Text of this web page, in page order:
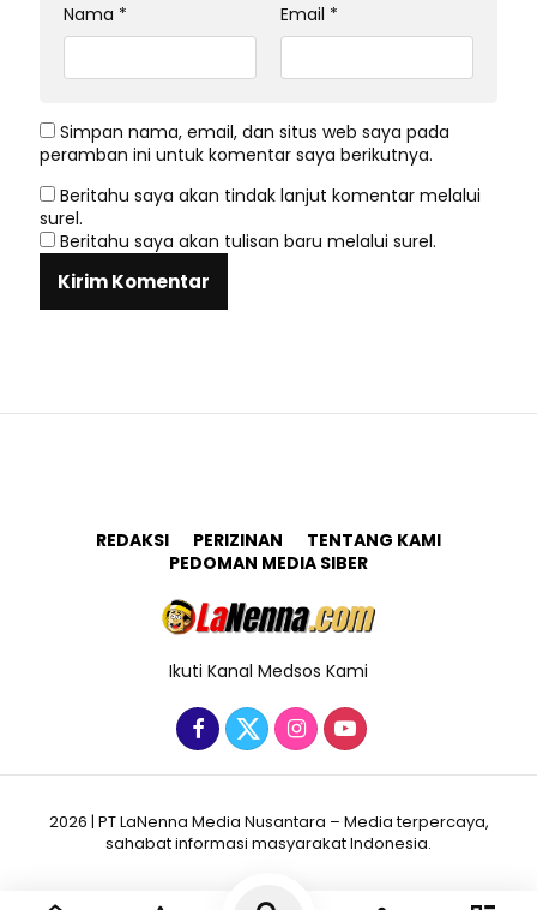
Nama * Email *
Simpan nama, email, dan situs web saya pada
peramban ini untuk komentar saya berikutnya.
Beritahu saya akan tindak lanjut komentar melalui
surel.
Beritahu saya akan tulisan baru melalui surel.
REDAKSI PERIZINAN
TENTANG KAMI
PEDOMAN MEDIA SIBER
Ikuti Kanal Medsos Kami
2026 | PT LaNenna Media Nusantara – Media terpercaya,
sahabat informasi masyarakat Indonesia.